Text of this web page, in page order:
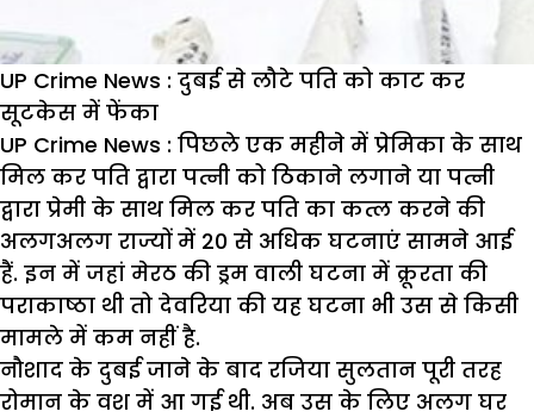
UP Crime News : दुबई से लौटे पति को काट कर
सूटकेस में फेंका
UP Crime News : पिछले एक महीने में प्रेमिका के साथ
मिल कर पति द्वारा पत्नी को ठिकाने लगाने या पत्नी
द्वारा प्रेमी के साथ मिल कर पति का कत्ल करने की
अलगअलग राज्यों में 20 से अधिक घटनाएं सामने आई
हैं. इन में जहां मेरठ की ड्रम वाली घटना में क्रूरता की
पराकाष्ठा थी तो देवरिया की यह घटना भी उस से किसी
मामले में कम नहीं है.
नौशाद के दुबई जाने के बाद रजिया सुलतान पूरी तरह
रोमान के वश में आ गई थी. अब उस के लिए अलग घर